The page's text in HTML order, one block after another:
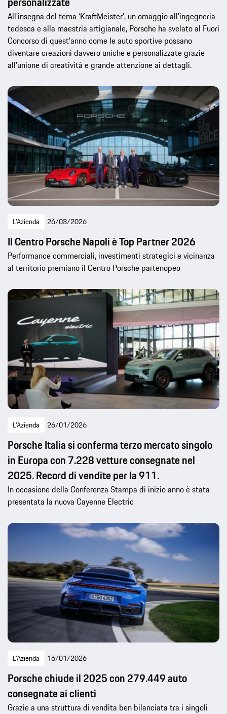
All'insegna del tema ‘KraftMeister’, un omaggio all'ingegneria
tedesca e alla maestria artigianale, Porsche ha svelato al Fuori
Concorso di quest'anno come le auto sportive possano
diventare creazioni davvero uniche e personalizzate grazie
all’unione di creatività e grande attenzione ai dettagli.
L'Azienda 26/03/2026
Il Centro Porsche Napoli è Top Partner 2026
Performance commerciali, investimenti strategici e vicinanza
al territorio premiano il Centro Porsche partenopeo
L'Azienda 26/01/2026
Porsche Italia si conferma terzo mercato singolo
in Europa con 7.228 vetture consegnate nel
2025. Record di vendite per la 911.
In occasione della Conferenza Stampa di inizio anno è stata
presentata la nuova Cayenne Electric
L'Azienda 16/01/2026
Porsche chiude il 2025 con 279.449 auto
consegnate ai clienti
Grazie a una struttura di vendita ben bilanciata tra i singoli